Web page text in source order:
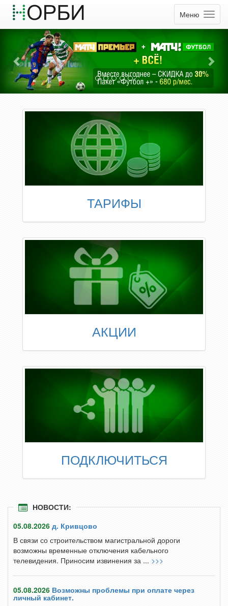
Меню
ТАРИФЫ
АКЦИИ
ПОДКЛЮЧИТЬСЯ
НОВОСТИ:
05.08.2026 д. Кривцово
В связи со строительством магистральной дороги
возможны временные отключения кабельного
телевидения. Приносим извинения за ... >>>
05.08.2026 Возможны проблемы при оплате через
личный кабинет.